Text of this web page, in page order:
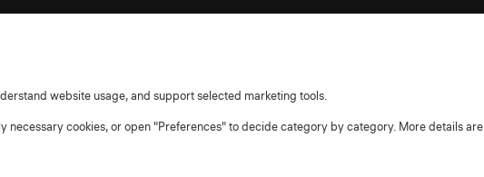
Cookie-RichtlinieCookie-Einstellungen
website usage, and support selected marketing tools.
necessary cookies, or open "Preferences" to decide category by category. More details are